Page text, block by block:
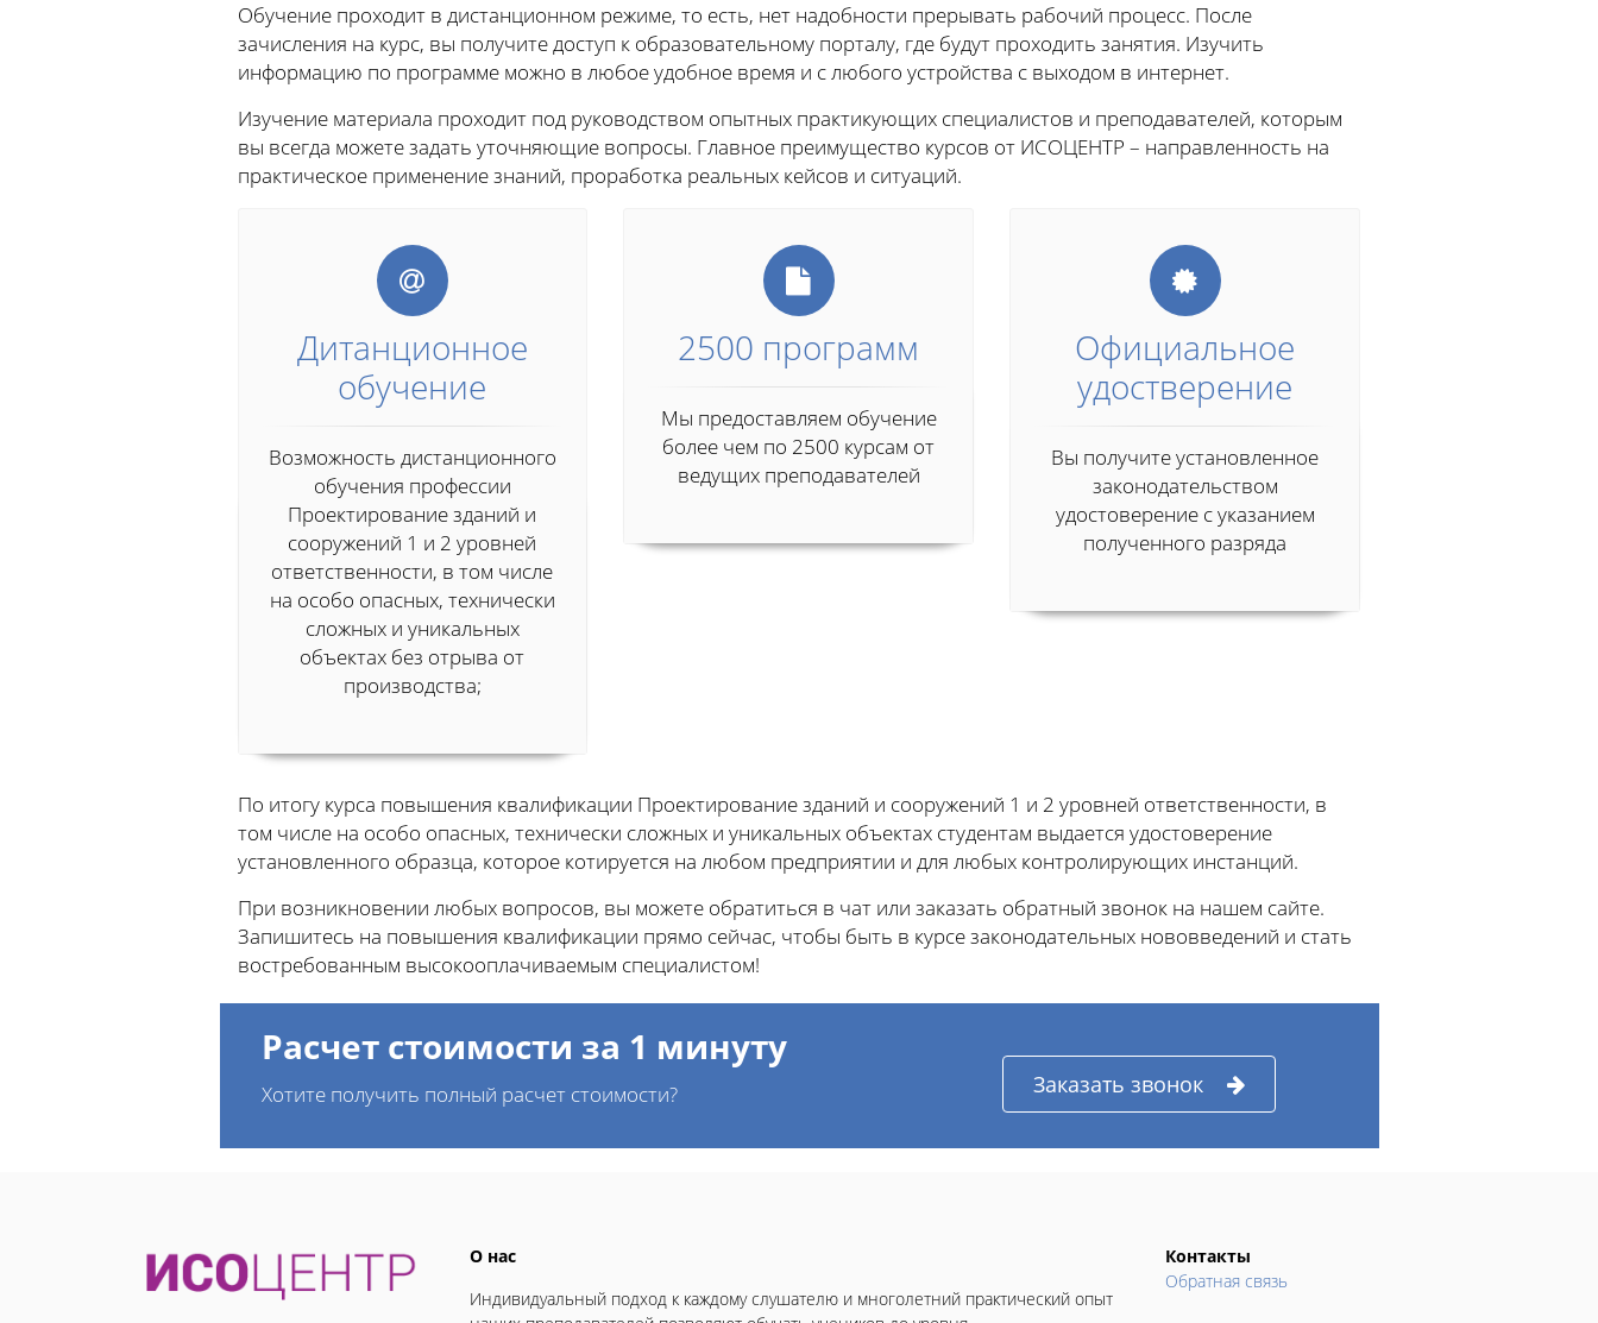
Обучение проходит в дистанционном режиме, то есть, нет надобности прерывать рабочий процесс. После
зачисления на курс, вы получите доступ к образовательному порталу, где будут проходить занятия. Изучить
информацию по программе можно в любое удобное время и с любого устройства с выходом в интернет.
Изучение материала проходит под руководством опытных практикующих специалистов и преподавателей, которым
вы всегда можете задать уточняющие вопросы. Главное преимущество курсов от ИСОЦЕНТР – направленность на
практическое применение знаний, проработка реальных кейсов и ситуаций.
Дитанционное
обучение
Возможность дистанционного
обучения профессии
Проектирование зданий и
сооружений 1 и 2 уровней
ответственности, в том числе
на особо опасных, технически
сложных и уникальных
объектах без отрыва от
производства;
2500 программ
Мы предоставляем обучение
более чем по 2500 курсам от
ведущих преподавателей
Официальное
удостверение
Вы получите установленное
законодательством
удостоверение с указанием
полученного разряда
По итогу курса повышения квалификации Проектирование зданий и сооружений 1 и 2 уровней ответственности, в
том числе на особо опасных, технически сложных и уникальных объектах студентам выдается удостоверение
установленного образца, которое котируется на любом предприятии и для любых контролирующих инстанций.
При возникновении любых вопросов, вы можете обратиться в чат или заказать обратный звонок на нашем сайте.
Запишитесь на повышения квалификации прямо сейчас, чтобы быть в курсе законодательных нововведений и стать
востребованным высокооплачиваемым специалистом!
Расчет стоимости за 1 минуту
Хотите получить полный расчет стоимости? Заказать звонок
О нас
Индивидуальный подход к каждому слушателю и многолетний практический опыт
Контакты
Обратная связь